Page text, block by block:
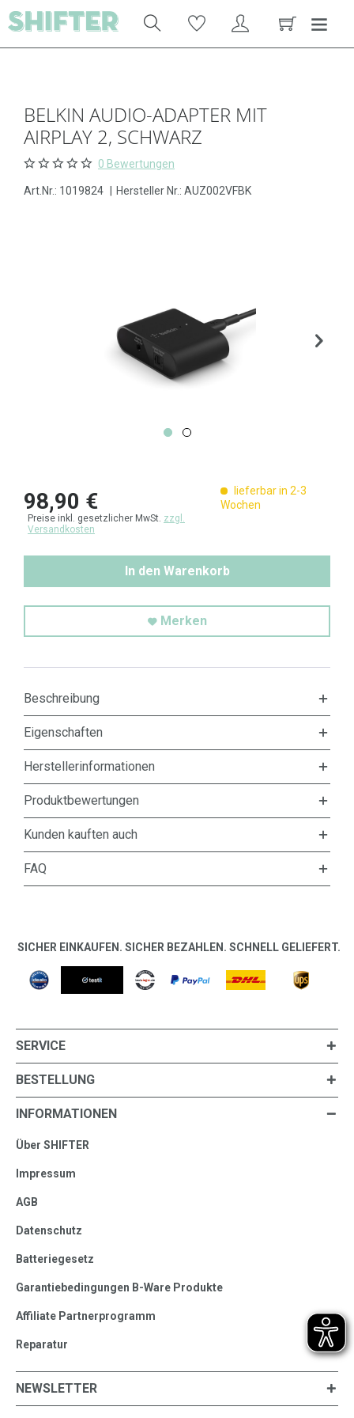
BELKIN AUDIO-ADAPTER MIT
AIRPLAY 2, SCHWARZ
0 Bewertungen
Art.Nr.: 1019824 Hersteller Nr.: AUZ002VFBK
98,90 €
Preise inkl. gesetzlicher MwSt. zzgl.
Versandkosten
lieferbar in 2-3
Wochen
In den Warenkorb
Merken
Beschreibung
Eigenschaften
Herstellerinformationen
Produktbewertungen
Kunden kauften auch
FAQ
SICHER EINKAUFEN. SICHER BEZAHLEN. SCHNELL GELIEFERT.
SERVICE
BESTELLUNG
INFORMATIONEN
Über SHIFTER
Impressum
AGB
Datenschutz
Batteriegesetz
Garantiebedingungen B-Ware Produkte
Affiliate Partnerprogramm
Reparatur
NEWSLETTER